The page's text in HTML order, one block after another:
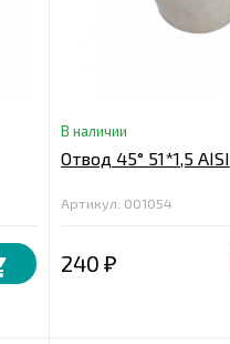
В наличии
Отвод 45° 51*1,5 AISI
Артикул: 001054
240 ₽